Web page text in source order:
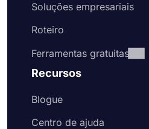
Soluções empresariais
Roteiro
Ferramentas gratuitas
Recursos
Blogue
Centro de ajuda